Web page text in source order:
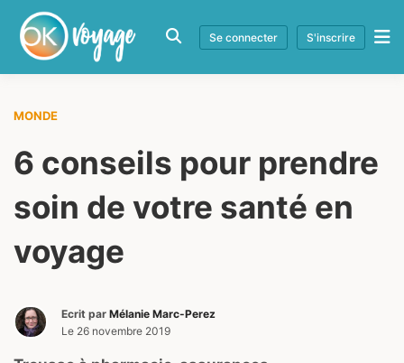
Se connecter S'inscrire
MONDE
6 conseils pour prendre
soin de votre santé en
voyage
Ecrit par Mélanie Marc-Perez
Le 26 novembre 2019